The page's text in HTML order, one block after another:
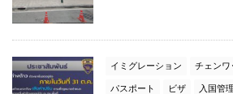
イミグレーション チェンワ
パスポート ビザ 入国管